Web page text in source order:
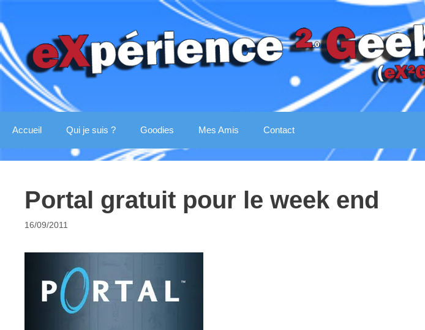
au
contenu
Accueil Qui je suis ? Goodies Mes Amis Contact
Portal gratuit pour le week end
16/09/2011